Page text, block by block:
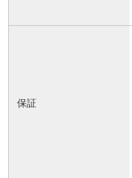
保証